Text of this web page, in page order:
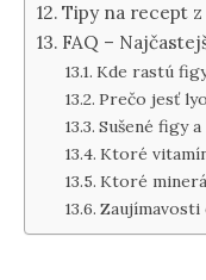
Tipy na recept
FAQ –
Kde rastú
Prečo jesť
Sušené figy
Ktoré
Ktoré
Zaujímavosti